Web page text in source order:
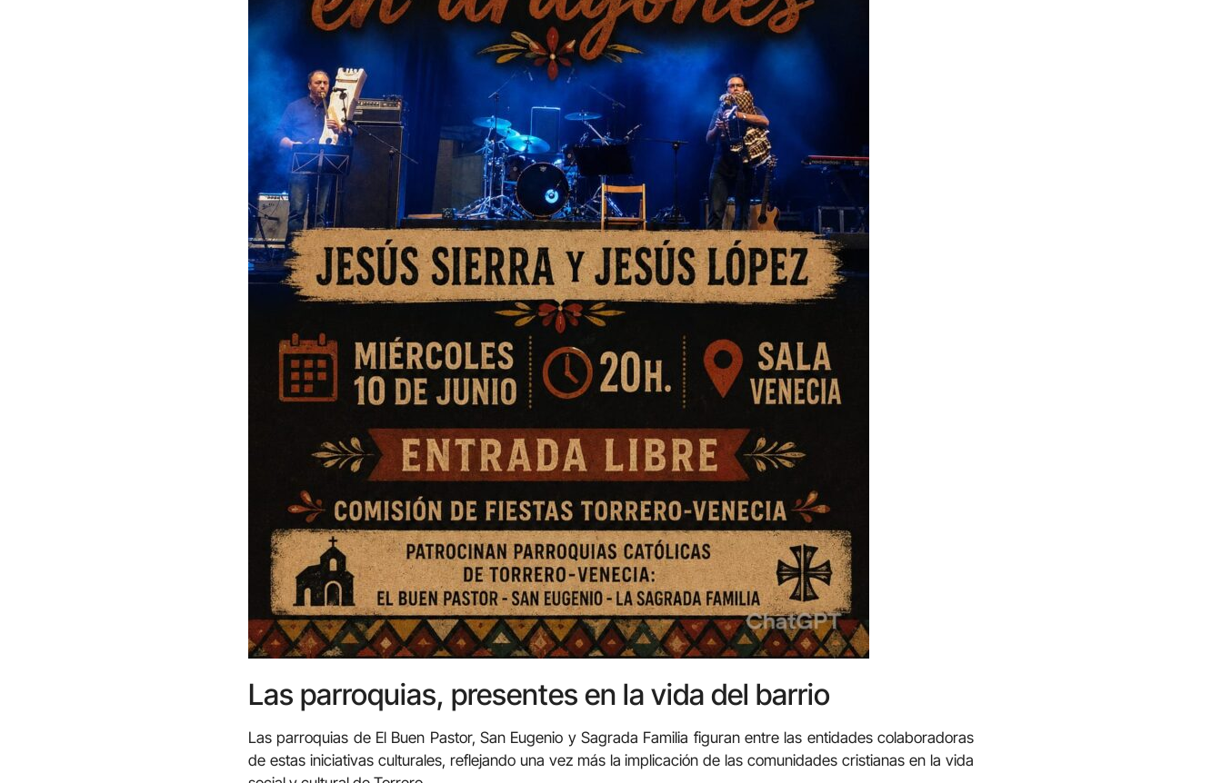
Las parroquias, presentes en la vida del barrio
Las parroquias de El Buen Pastor, San Eugenio y Sagrada Familia figuran entre las entidades colaboradoras
de estas iniciativas culturales, reflejando una vez más la implicación de las comunidades cristianas en la vida